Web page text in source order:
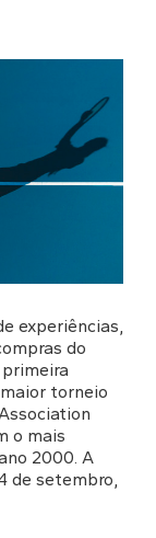
experiências,
do
torneio
o mais
2000. A
de setembro,